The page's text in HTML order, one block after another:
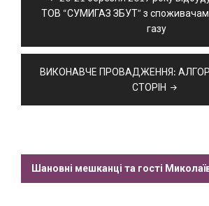
записів
ТОВ “СУМИГАЗ ЗБУТ” з
газу
ВИКОНАВЧЕ ПРОВАДЖЕННЯ:
СТОРІН
Шановні мешканці та гості